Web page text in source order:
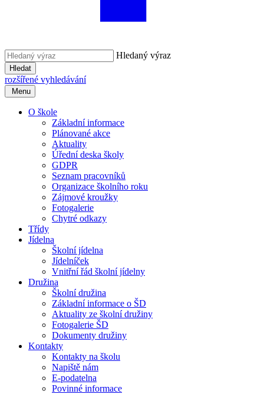
Hledaný výraz
Hledat
rozšířené vyhledávání
Menu
O škole
Základní informace
Plánované akce
Aktuality
Úřední deska školy
GDPR
Seznam pracovníků
Organizace školního roku
Zájmové kroužky
Fotogalerie
Chytré odkazy
Třídy
Jídelna
Školní jídelna
Jídelníček
Vnitřní řád školní jídelny
Družina
Školní družina
Základní informace o ŠD
Aktuality ze školní družiny
Fotogalerie ŠD
Dokumenty družiny
Kontakty
Kontakty na školu
Napiště nám
E-podatelna
Povinné informace